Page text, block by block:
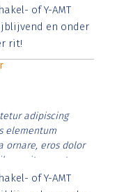
id rutrum lorem
posuere.
of Y-AMT
en onder
rit!
adipiscing
elementum
ornare, eros dolor
vitae erat.
id rutrum lorem
posuere.
of Y-AMT